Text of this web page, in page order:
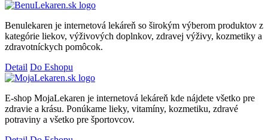
Benulekaren je internetová lekáreň so širokým výberom produktov z
kategórie liekov, výživových doplnkov, zdravej výživy, kozmetiky a
zdravotníckych pomôcok.
Detail Do Eshopu
E-shop MojaLekaren je internetová lekáreň kde nájdete všetko pre
zdravie a krásu. Ponúkame lieky, vitamíny, kozmetiku, zdravé
potraviny a všetko pre športovcov.